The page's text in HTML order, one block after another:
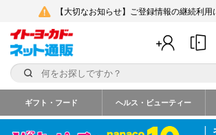
【大切なお知らせ】ご登録情報の継続利
ギフト・フード ヘルス・ビューティー